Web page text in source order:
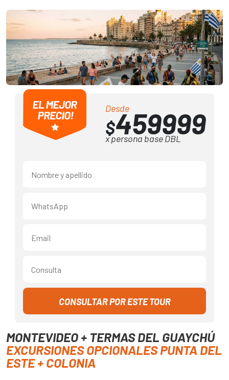
Desde
$459999
x persona base DBL
CONSULTAR POR ESTE TOUR
MONTEVIDEO + TERMAS DEL GUAYCHÚ
EXCURSIONES OPCIONALES PUNTA DEL
ESTE + COLONIA